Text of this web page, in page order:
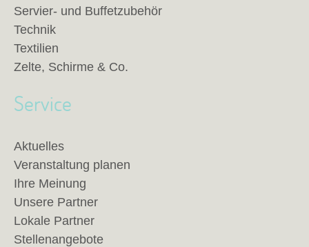
Servier- und Buffetzubehör
Technik
Textilien
Zelte, Schirme & Co.
Service
Aktuelles
Veranstaltung planen
Ihre Meinung
Unsere Partner
Lokale Partner
Stellenangebote